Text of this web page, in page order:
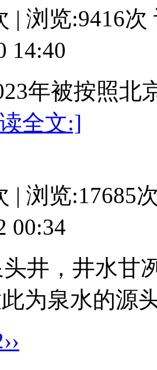
| 浏览:9416次
14:40
年被按照北
全文:]
| 浏览:17685
00:34
井，井水甘
为泉水的源
››